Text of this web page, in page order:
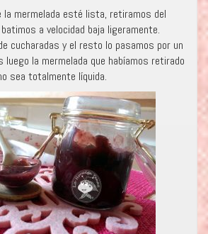
la mermelada esté lista, retiramos del
a velocidad baja ligeramente.
cucharadas y el resto lo pasamos por un
luego la mermelada que habíamos retirado
sea totalmente líquida.